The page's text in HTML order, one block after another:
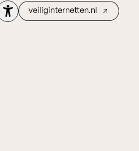
veiliginternetten.nl